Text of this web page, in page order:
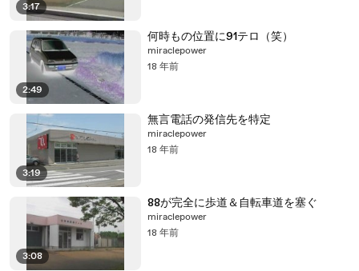
3:17
2:49
何時もの位置に91テロ（笑）
miraclepower
18 年前
3:19
無言電話の発信先を特定
miraclepower
18 年前
3:08
88が完全に歩道＆自転車道を塞ぐ
miraclepower
18 年前